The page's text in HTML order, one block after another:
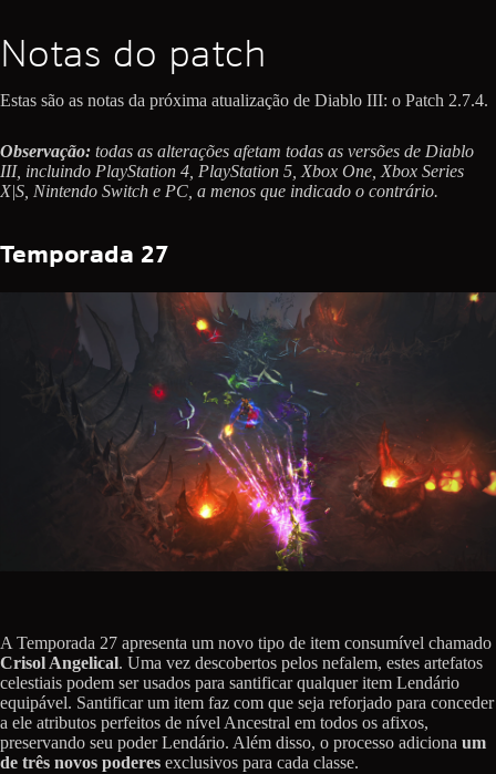
Notas do patch
Estas são as notas da próxima atualização de Diablo III: o Patch 2.7.4.
Observação: todas as alterações afetam todas as versões de Diablo
III, incluindo PlayStation 4, PlayStation 5, Xbox One, Xbox Series
X|S, Nintendo Switch e PC, a menos que indicado o contrário.
Temporada 27
A Temporada 27 apresenta um novo tipo de item consumível chamado
Crisol Angelical. Uma vez descobertos pelos nefalem, estes artefatos
celestiais podem ser usados para santificar qualquer item Lendário
equipável. Santificar um item faz com que seja reforjado para conceder
a ele atributos perfeitos de nível Ancestral em todos os afixos,
preservando seu poder Lendário. Além disso, o processo adiciona um
de três novos poderes exclusivos para cada classe.